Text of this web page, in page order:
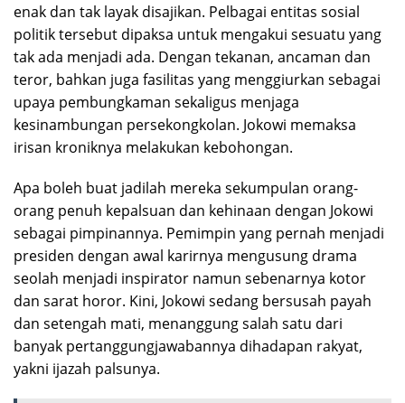
enak dan tak layak disajikan. Pelbagai entitas sosial
politik tersebut dipaksa untuk mengakui sesuatu yang
tak ada menjadi ada. Dengan tekanan, ancaman dan
teror, bahkan juga fasilitas yang menggiurkan sebagai
upaya pembungkaman sekaligus menjaga
kesinambungan persekongkolan. Jokowi memaksa
irisan kroniknya melakukan kebohongan.
Apa boleh buat jadilah mereka sekumpulan orang-
orang penuh kepalsuan dan kehinaan dengan Jokowi
sebagai pimpinannya. Pemimpin yang pernah menjadi
presiden dengan awal karirnya mengusung drama
seolah menjadi inspirator namun sebenarnya kotor
dan sarat horor. Kini, Jokowi sedang bersusah payah
dan setengah mati, menanggung salah satu dari
banyak pertanggungjawabannya dihadapan rakyat,
yakni ijazah palsunya.